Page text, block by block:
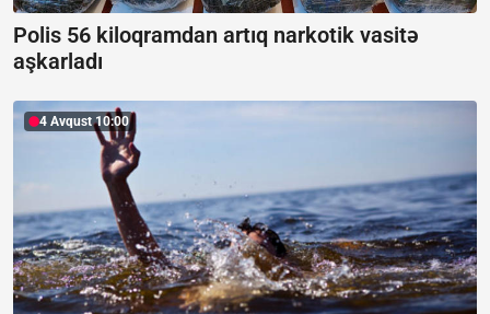
Polis 56 kiloqramdan artıq narkotik vasitə
aşkarladı
4 Avqust 10:00